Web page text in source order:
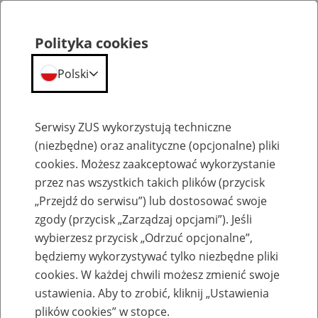
Komunikaty
Komunikat Prezesa Zakładu Ubezpieczeń
Społecznych z dnia 10 września 2013 r. w
Polityka cookies
Polski
Serwisy ZUS wykorzystują techniczne
(niezbędne) oraz analityczne (opcjonalne) pliki
cookies. Możesz zaakceptować wykorzystanie
przez nas wszystkich takich plików (przycisk
„Przejdź do serwisu”) lub dostosować swoje
zgody (przycisk „Zarządzaj opcjami”). Jeśli
wybierzesz przycisk „Odrzuć opcjonalne”,
będziemy wykorzystywać tylko niezbędne pliki
cookies. W każdej chwili możesz zmienić swoje
ustawienia. Aby to zrobić, kliknij „Ustawienia
plików cookies” w stopce.